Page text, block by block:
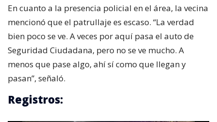
En cuanto a la presencia policial en el área, la vecina
mencionó que el patrullaje es escaso. “La verdad
bien poco se ve. A veces por aquí pasa el auto de
Seguridad Ciudadana, pero no se ve mucho. A
menos que pase algo, ahí sí como que llegan y
pasan”, señaló.
Registros: